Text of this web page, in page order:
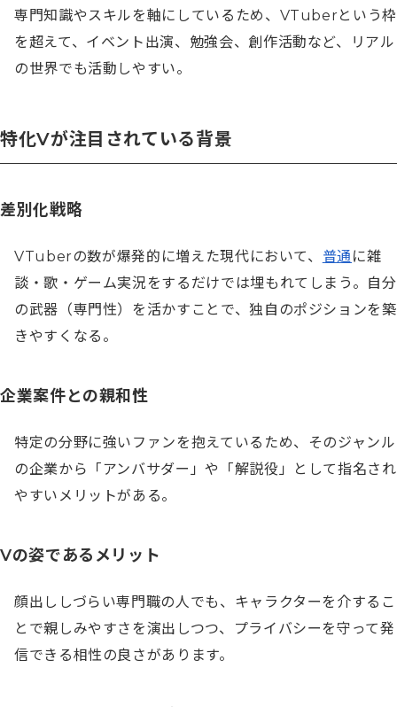
専門知識やスキルを軸にしているため、VTuberという枠
を超えて、イベント出演、勉強会、創作活動など、リアル
の世界でも活動しやすい。
特化Vが注目されている背景
差別化戦略
VTuberの数が爆発的に増えた現代において、 普通 に雑
談・歌・ゲーム実況をするだけでは埋もれてしまう。自分
の武器（専門性）を活かすことで、独自のポジションを築
きやすくなる。
企業案件との親和性
特定の分野に強いファンを抱えているため、そのジャンル
の企業から「アンバサダー」や「解説役」として指名され
やすいメリットがある。
Vの姿であるメリット
顔出ししづらい専門職の人でも、キャラクターを介するこ
とで親しみやすさを演出しつつ、プライバシーを守って発
信できる相性の良さがあります。